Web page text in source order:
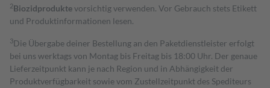
2Biozidproduktevorsichtig verwenden. Vor Gebrauch stets Etikett
und Produktinformationen lesen.
3Die Übergabe deiner Bestellung an den Paketdienstleister erfolgt
bei uns werktags von Montag bis Freitag bis 18:00 Uhr. Der genaue
Lieferzeitpunkt kann je nach Region und in Abhängigkeit der
Produktverfügbarkeit sowie vom Zustellzeitpunkt des Spediteurs